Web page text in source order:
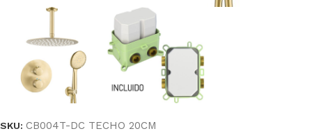
SKU: CB004T-DC TECHO 20CM